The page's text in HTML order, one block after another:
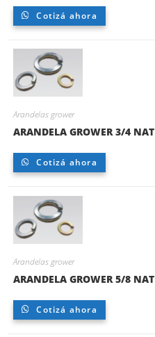
Cotizá ahora
Arandelas grower
ARANDELA GROWER 3/4 NAT
Cotizá ahora
Arandelas grower
ARANDELA GROWER 5/8 NAT
Cotizá ahora